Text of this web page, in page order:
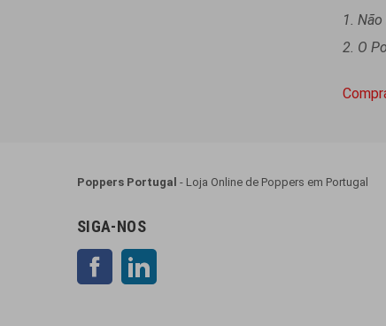
1.
2. O
Poppers Portugal - Loja Online de Poppers em Portugal
SIGA-NOS
Facebook